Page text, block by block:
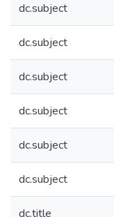
dc.subject
dc.subject
dc.subject
dc.subject
dc.subject
dc.subject
dc.title